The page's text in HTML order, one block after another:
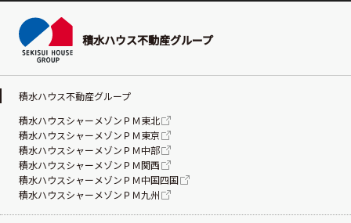
積水ハウス不動産グループ
積水ハウス不動産グループ
積水ハウスシャーメゾンＰＭ東北
積水ハウスシャーメゾンＰＭ東京
積水ハウスシャーメゾンＰＭ中部
積水ハウスシャーメゾンＰＭ関西
積水ハウスシャーメゾンＰＭ中国四国
積水ハウスシャーメゾンＰＭ九州